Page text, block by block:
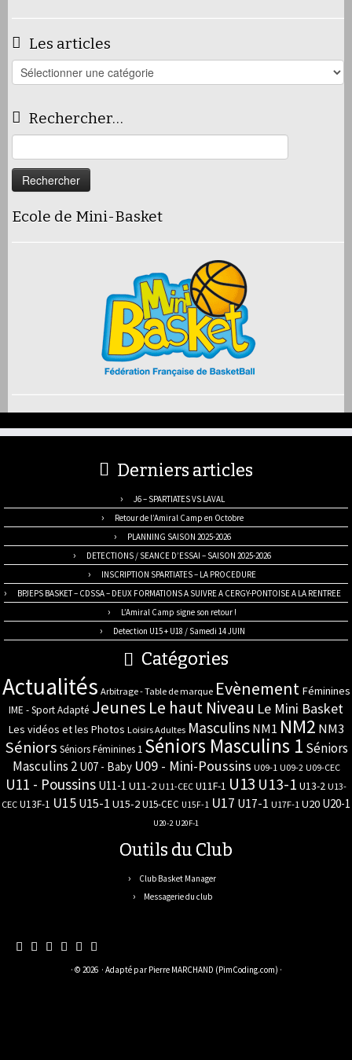
Les articles
Les
articles
Rechercher…
Ecole de Mini-Basket
Derniers articles
J6 – SPARTIATES VS LAVAL
Retour de l’Amiral Camp en Octobre
PLANNING SAISON 2025-2026
DETECTIONS / SEANCE D’ESSAI – SAISON 2025-2026
INSCRIPTION SPARTIATES – LA PROCEDURE
BPJEPS BASKET – CDSSA – DEUX FORMATIONS A SUIVRE A CERGY-PONTOISE A LA RENTREE
L’Amiral Camp signe son retour !
Detection U15 + U18 / Samedi 14 JUIN
Catégories
Actualités Arbitrage - Table de marque Evènement Féminines
IME - Sport Adapté Jeunes Le haut Niveau Le Mini Basket
Les vidéos et les Photos Loisirs Adultes Masculins NM1 NM2 NM3
Séniors Séniors Féminines 1 Séniors Masculins 1 Séniors
Masculins 2 U07 - Baby U09 - Mini-Poussins U09-1 U09-2 U09-CEC
U11 - Poussins U11-1 U11-2 U11-CEC U11F-1 U13 U13-1 U13-2 U13-
CEC U13F-1 U15 U15-1 U15-2U15-CEC U15F-1 U17 U17-1 U17F-1 U20 U20-1
U20-2 U20F-1
Outils du Club
Club Basket Manager
Messagerie du club
· © 2026 · Adapté par Pierre MARCHAND (PimCoding.com) ·